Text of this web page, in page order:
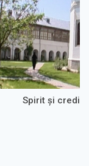
Spirit şi